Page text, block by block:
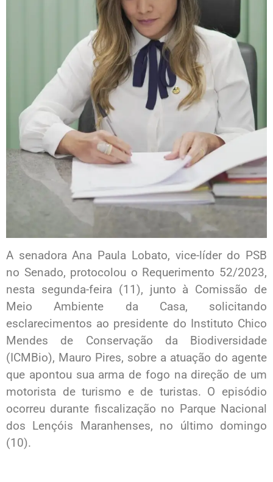
A senadora Ana Paula Lobato, vice-líder do PSB
no Senado, protocolou o Requerimento 52/2023,
nesta segunda-feira (11), junto à Comissão de
Meio Ambiente da Casa, solicitando
esclarecimentos ao presidente do Instituto Chico
Mendes de Conservação da Biodiversidade
(ICMBio), Mauro Pires, sobre a atuação do agente
que apontou sua arma de fogo na direção de um
motorista de turismo e de turistas. O episódio
ocorreu durante fiscalização no Parque Nacional
dos Lençóis Maranhenses, no último domingo
(10).